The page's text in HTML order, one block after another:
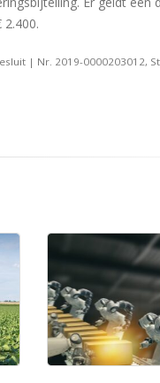
| Nr. 2019-0000203012,